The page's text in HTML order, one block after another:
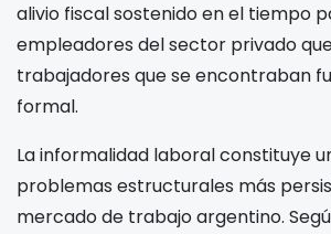
alivio fiscal sostenido en el tiempo
empleadores del sector privado
trabajadores que se encontraban
formal.
La informalidad laboral constituye
problemas estructurales más
mercado de trabajo argentino.